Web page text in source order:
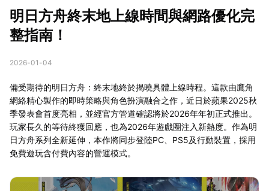
明日方舟終末地上線時間與網路優化完
整指南！
2026-01-04
備受期待的明日方舟：終末地終於揭曉具體上線時程。這款由鷹角
網絡精心製作的即時策略與角色扮演融合之作，近日於蘋果2025秋
季發表會首度亮相，並經官方管道確認將於2026年年初正式推出。
玩家長久的等待終獲回應，也為2026年遊戲圈注入新熱度。作為明
日方舟系列全新延伸，本作將同步登陸PC、PS5及行動裝置，採用
免費遊玩含付費內容的營運模式。